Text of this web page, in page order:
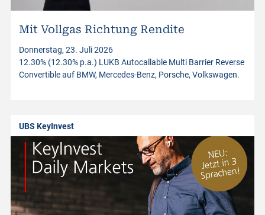
s
m
Mit Vollgas Richtung Rendite
Donnerstag, 23. Juli 2026
12.30% (12.30% p.a.) LUKB Autocallable Multi Barrier Reverse
Convertible auf BMW, Mercedes-Benz, Porsche, Volkswagen.
UBS KeyInvest